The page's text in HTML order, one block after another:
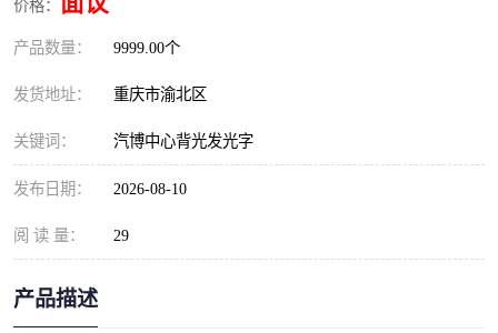
价格：
产品数量： 9999.00个
发货地址： 重庆市渝北区
关键词： 汽博中心背光发光字
发布日期： 2026-08-10
阅 读 量： 29
产品描述